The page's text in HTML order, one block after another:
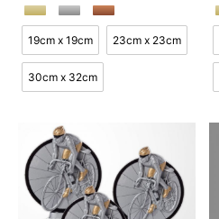
19cm x 19cm 23cm x 23cm
30cm x 32cm